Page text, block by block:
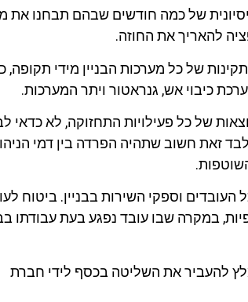
של כמה חודשים שבהם תבחנו את
להאריך את החוזה.
של כל מערכות הבניין מידי תקופה,
כיבוי אש, גנראטור ויתר המערכות.
של כל פעילויות התחזוקה, לא כדאי
זאת חשוב שתהיה הפרדה בין דמי
וספקי השירות בבניין. ביטוח
במקרה שבו עובד נפגע בעת עבודתו
להעביר את השליטה בכסף לידי חברת